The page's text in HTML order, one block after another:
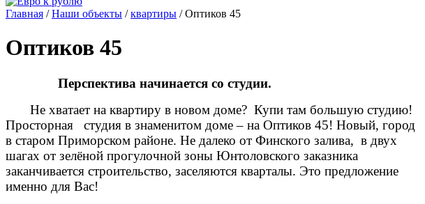
Главная /Наши объекты /квартиры / Оптиков 45
Оптиков 45
Перспектива начинается со студии.
Не хватает на квартиру в новом доме? Купи там большую студию!
Просторная студия в знаменитом доме – на Оптиков 45! Новый, город
в старом Приморском районе. Не далеко от Финского залива, в двух
шагах от зелёной прогулочной зоны Юнтоловского заказника
заканчивается строительство, заселяются кварталы. Это предложение
именно для Вас!